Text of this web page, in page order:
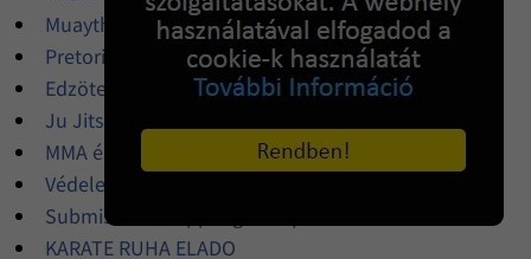
Muaythai és Combat Sambo oktatás Budapesten
Pretorian kardigánok és pulóverek
Edzötermet keresek!!
Ju Jitsu edzés
MMA és ökölvívás edzés
Védelem
Submission Grappling edzõpartner
KARATE RUHA ELADO